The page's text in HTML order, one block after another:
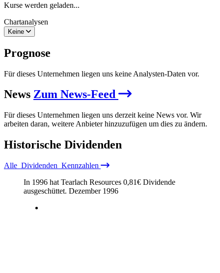
Kurse werden geladen...
Chartanalysen
Keine
Prognose
Für dieses Unternehmen liegen uns keine Analysten-Daten vor.
News Zum News-Feed
Für dieses Unternehmen liegen uns derzeit keine News vor. Wir
arbeiten daran, weitere Anbieter hinzuzufügen um dies zu ändern.
Historische Dividenden
Alle Dividenden Kennzahlen
In 1996 hat Tearlach Resources 0,81€ Dividende
ausgeschüttet. Dezember 1996